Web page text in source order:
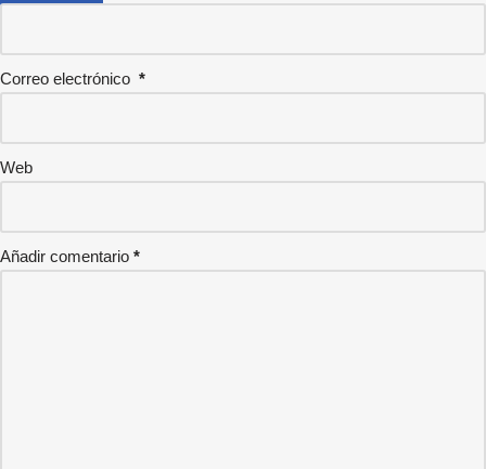
Correo electrónico *
Web
Añadir comentario *